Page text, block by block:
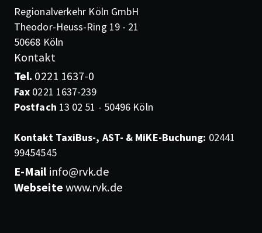
Regionalverkehr Köln GmbH
Theodor-Heuss-Ring 19 - 21
50668 Köln
Kontakt
Tel. 0221 1637-0
Fax 0221 1637-239
Postfach 13 02 51 - 50496 Köln
Kontakt TaxiBus-, AST- & MiKE-Buchung: 02441
99454545
E-Mail info@rvk.de
Webseite www.rvk.de